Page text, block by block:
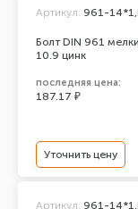
Болт DIN 961
10.9 цинк
Артикул: 961-
последняя цена:
187.17 ₽
Уточнить цену
Артикул: 961-